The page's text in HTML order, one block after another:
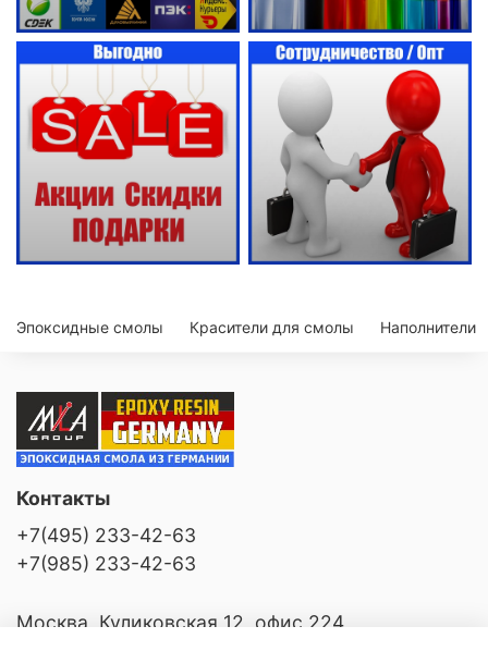
Эпоксидные смолы Красители для смолы Наполнители
Контакты
+7(495) 233-42-63
+7(985) 233-42-63
Москва, Куликовская 12, офис 224